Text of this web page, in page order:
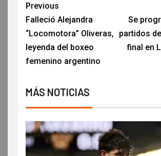
Previous
Falleció Alejandra
“Locomotora” Oliveras,
leyenda del boxeo
femenino argentino
Se
partidos
final en
MÁS NOTICIAS